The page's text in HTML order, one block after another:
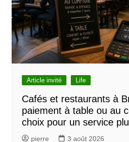
Article invité Life
Cafés et restaurants à
paiement à table ou au
choix pour un service
pierre 3 août 2026